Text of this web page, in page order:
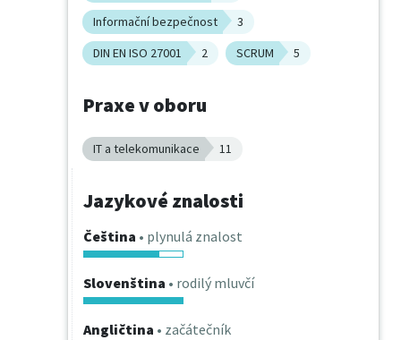
Informační bezpečnost
3
DIN EN ISO 27001
2 SCRUM 5
Praxe v oboru
IT a telekomunikace 11
Jazykové znalosti
Čeština • plynulá znalost
Slovenština • rodilý mluvčí
Angličtina • začátečník